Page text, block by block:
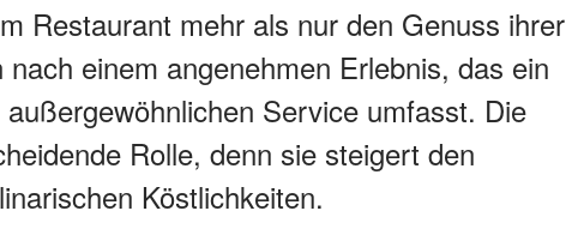
Restaurant mehr als nur den Genuss ihrer
einem angenehmen Erlebnis, das ein
Service umfasst. Die
Rolle, denn sie steigert den
Köstlichkeiten.